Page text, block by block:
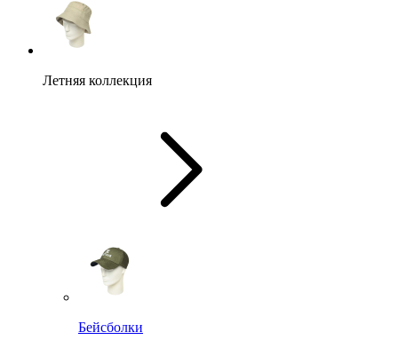
Летняя коллекция
Бейсболки